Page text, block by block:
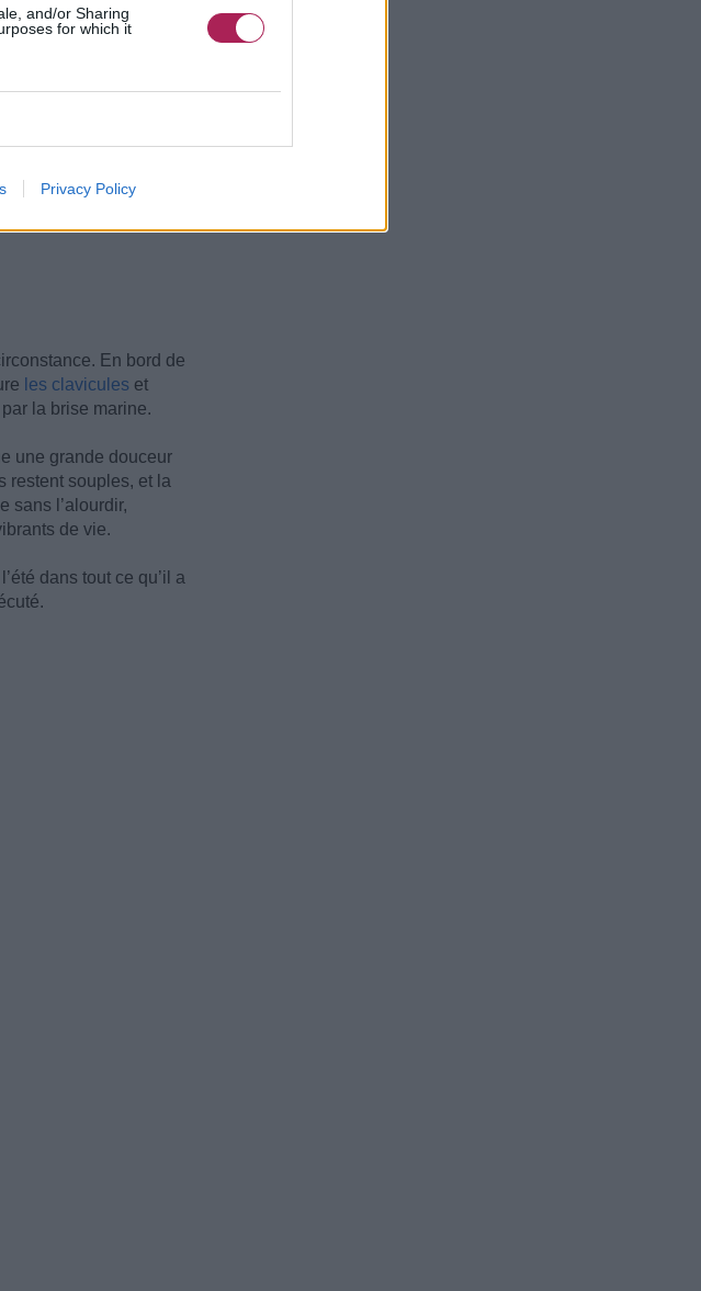
and/or Sharing
for which it
Privacy Policy
En bord de
les clavicules et
la brise marine.
une grande douceur
restent souples, et la
sans l’alourdir,
de vie.
dans tout ce qu’il a